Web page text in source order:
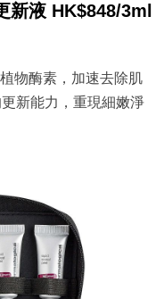
液 HK$848/3ml
物酶素，加速去除肌
新能力，重現細嫩淨